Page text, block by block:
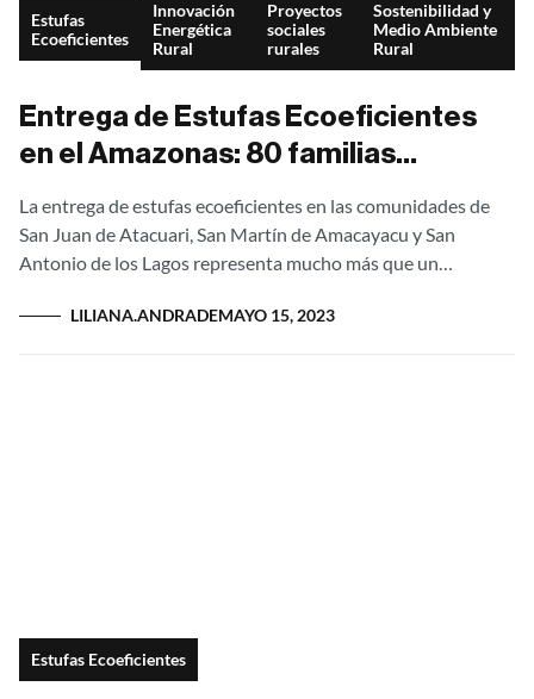
Estufas
Ecoeficientes
Innovación
Energética
Rural
Proyectos
sociales
rurales
Sostenibilidad y
Medio Ambiente
Rural
Entrega de Estufas Ecoeficientes
en el Amazonas: 80 familias
tecnología sostenible
La entrega de estufas ecoeficientes en las comunidades de
San Juan de Atacuari, San Martín de Amacayacu y San
Antonio de los Lagos representa mucho más que un
LILIANA.ANDRADEMAYO 15, 2023
Estufas Ecoeficientes